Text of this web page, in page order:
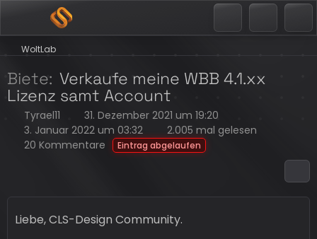
WoltLab
Biete Verkaufe meine WBB 4.1.xx
Lizenz samt Account
Tyrael11
31. Dezember 2021 um 19:20
3. Januar 2022 um 03:32
2.005 mal gelesen
20 Kommentare
Eintrag abgelaufen
Liebe, CLS-Design Community.